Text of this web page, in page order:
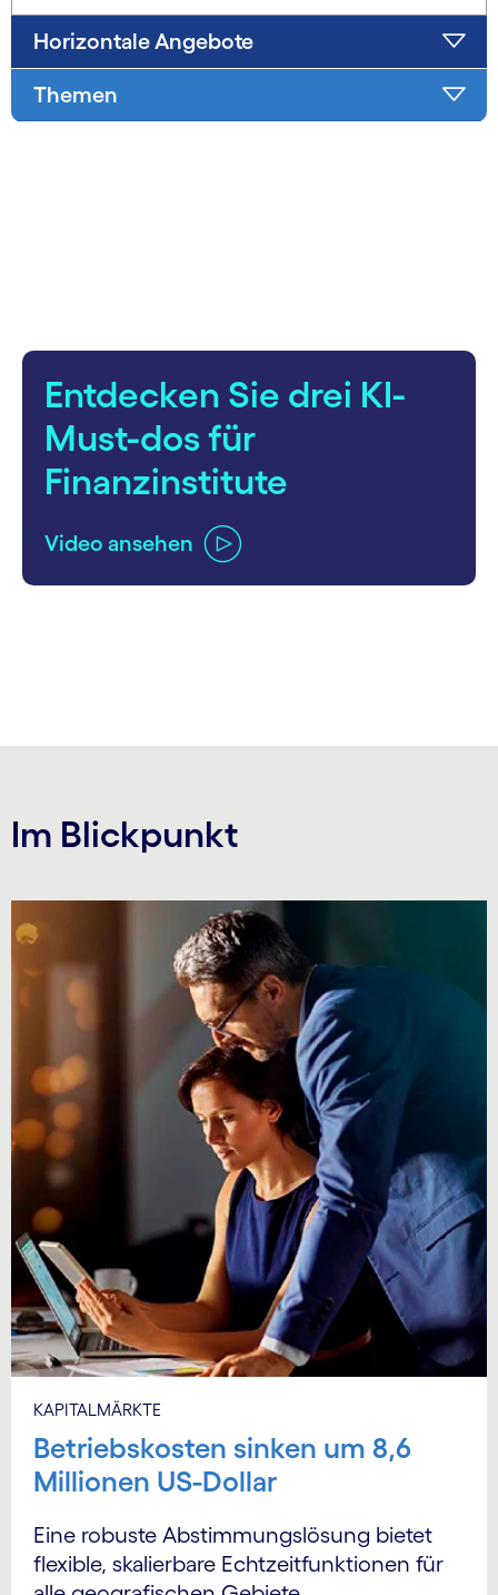
Horizontale Angebote
Themen
Entdecken Sie drei KI-
Must-dos für
Finanzinstitute
Video ansehen
Im Blickpunkt
KAPITALMÄRKTE
Betriebskosten sinken um 8,6
Millionen US-Dollar
Eine robuste Abstimmungs­lösung bietet
flexible, skalierbare Echtzeit­funktionen für